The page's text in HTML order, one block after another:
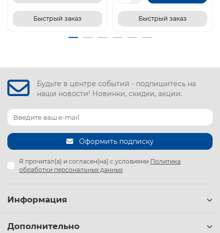
Быстрый заказ Быстрый заказ
Будьте в центре событий - подпишитесь на
наши новости! Новинки, скидки, акции.
Оформить подписку
Я прочитал(а) и согласен(на) с условиями Политика
обработки персональных данных
Информация
Дополнительно